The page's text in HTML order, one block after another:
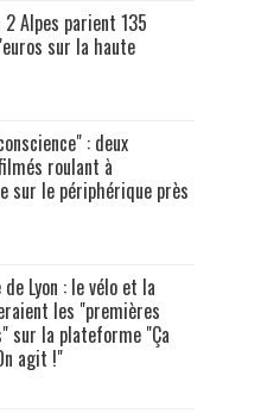
2 Alpes parient 135
sur la haute
: deux
roulant à
le périphérique près
Lyon : le vélo et la
les "premières
sur la plateforme "Ça
agit !"